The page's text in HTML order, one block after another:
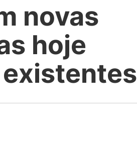
novas
hoje